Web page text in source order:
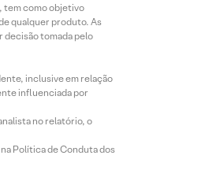
tem como objetivo
qualquer produto. As
decisão tomada pelo
inclusive em relação
influenciada por
no relatório, o
Política de Conduta dos